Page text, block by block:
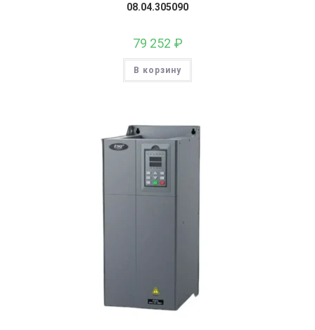
08.04.305090
79 252 ₽
В корзину